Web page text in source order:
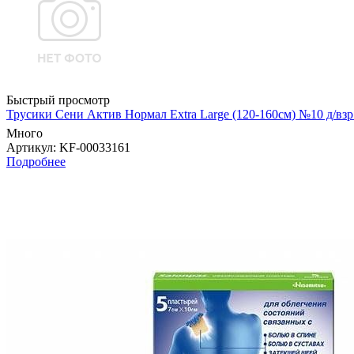
Быстрый просмотр
Трусики Сени Актив Нормал Extra Large (120-160см) №10 д/
Много
Артикул: KF-00033161
Подробнее